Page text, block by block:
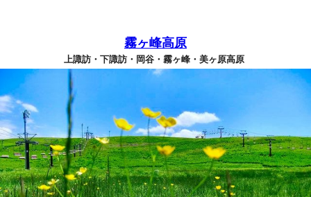
霧ヶ峰高原
上諏訪・下諏訪・岡谷・霧ヶ峰・美ヶ原高原